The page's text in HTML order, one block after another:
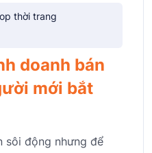
thời trang
doanh bán
mới bắt
sôi động nhưng để